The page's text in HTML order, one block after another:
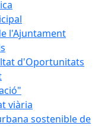
l'Ajuntament
d'Oportunitats
viària
sostenible de